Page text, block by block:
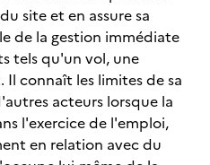
site et en assure sa
de la gestion immédiate
tels qu'un vol, une
Il connaît les limites de sa
acteurs lorsque la
l'exercice de l'emploi,
en relation avec du